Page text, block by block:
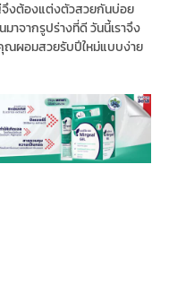
จึงต้องแต่งตัวสวยกันบ่อย
าจากรูปร่างที่ดี วันนี้เราจึง
ณผอมสวยรับปีใหม่แบบง่าย